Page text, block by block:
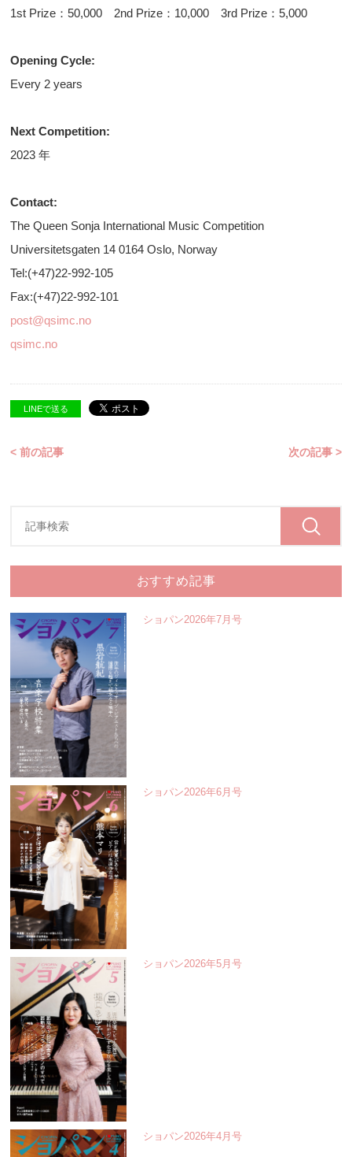
1st Prize：50,000 2nd Prize：10,000 3rd Prize：5,000
Opening Cycle:
Every 2 years
Next Competition:
2023 年
Contact:
The Queen Sonja International Music Competition
Universitetsgaten 14 0164 Oslo, Norway
Tel:(+47)22-992-105
Fax:(+47)22-992-101
post@qsimc.no
qsimc.no
LINEで送る
< 前の記事 次の記事 >
おすすめ記事
ショパン2026年7月号
ショパン2026年6月号
ショパン2026年5月号
ショパン2026年4月号